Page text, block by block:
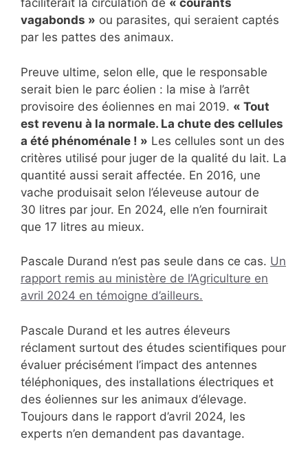
faciliterait la circulation de « courants
vagabonds » ou parasites, qui seraient captés
par les pattes des animaux.
Preuve ultime, selon elle, que le responsable
serait bien le parc éolien : la mise à l’arrêt
provisoire des éoliennes en mai 2019. « Tout
est revenu à la normale. La chute des cellules
a été phénoménale ! » Les cellules sont un des
critères utilisé pour juger de la qualité du lait. La
quantité aussi serait affectée. En 2016, une
vache produisait selon l’éleveuse autour de
30 litres par jour. En 2024, elle n’en fournirait
que 17 litres au mieux.
Pascale Durand n’est pas seule dans ce cas. Un
rapport remis au ministère de l’Agriculture en
avril 2024 en témoigne d’ailleurs.
Pascale Durand et les autres éleveurs
réclament surtout des études scientifiques pour
évaluer précisément l’impact des antennes
téléphoniques, des installations électriques et
des éoliennes sur les animaux d’élevage.
Toujours dans le rapport d’avril 2024, les
experts n’en demandent pas davantage.